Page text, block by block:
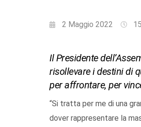
2 Maggio 2022
Il Presidente
risollevare i destini di
per affrontare, per
“Si tratta per me di una
dover rappresentare la